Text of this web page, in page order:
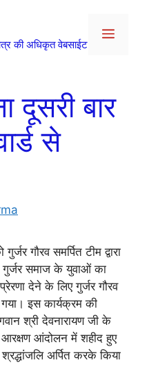
की अधिकृत वेबसाईट
Menu
दूसरी बार
से
गौरव समर्पित टीम द्वारा
गुर्जर समाज के युवाओं का
देने के लिए गुर्जर गौरव
इस कार्यक्रम की
श्री देवनारायण जी के
आरक्षण आंदोलन में शहीद हुए
अर्पित करके किया